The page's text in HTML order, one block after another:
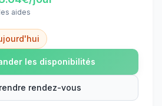
aides
les disponibilités
rendez-vous